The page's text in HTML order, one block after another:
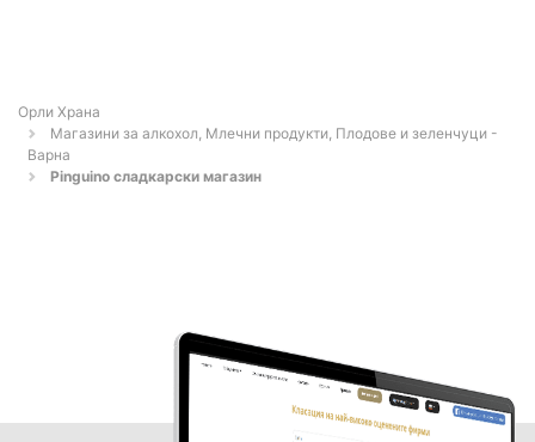
Орли Храна
Магазини за алкохол, Млечни продукти, Плодове и зеленчуци -
Варна
Pinguino сладкарски магазин